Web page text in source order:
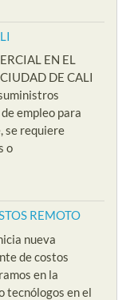
EN EL
DE CALI
empleo para
se requiere
o
REMOTO
nueva
de costos
en la
tecnólogos en el